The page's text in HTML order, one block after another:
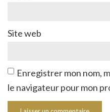
Site web
Enregistrer mon nom,
le navigateur pour mon